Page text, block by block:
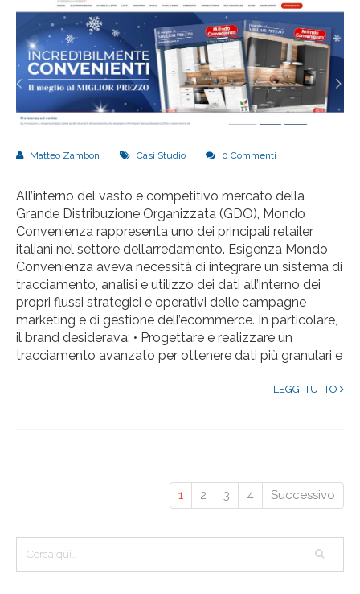
Matteo Zambon Casi Studio 0 Commenti
All’interno del vasto e competitivo mercato della
Grande Distribuzione Organizzata (GDO), Mondo
Convenienza rappresenta uno dei principali retailer
italiani nel settore dell’arredamento. Esigenza Mondo
Convenienza aveva necessità di integrare un sistema di
tracciamento, analisi e utilizzo dei dati all’interno dei
propri flussi strategici e operativi delle campagne
marketing e di gestione dell’ecommerce. In particolare,
il brand desiderava: • Progettare e realizzare un
tracciamento avanzato per ottenere dati più granulari e
LEGGI TUTTO
1 2 3 4 Successivo